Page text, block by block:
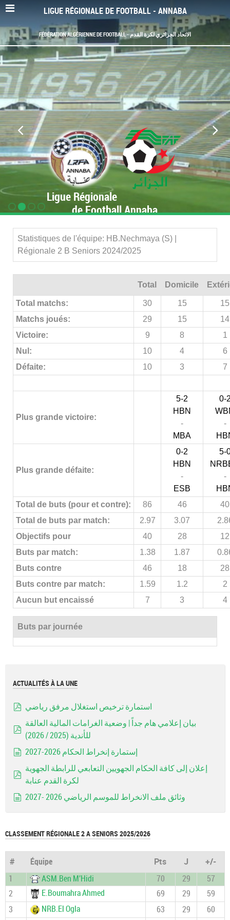
LIGUE RÉGIONALE DE FOOTBALL - ANNABA
FÉDÉRATION ALGÉRIENNE DE FOOTBALL - الاتحاد الجزائري لكرة القدم
Ligue Régionale
de Football Annaba
Statistiques de l'équipe: HB.Nechmaya (S) |
Régionale 2 B Seniors 2024/2025
Total Domicile
Total matchs: 30 15
15
Matchs joués:
29 15
14
Victoire:
9 8
1
Nul:
10 4
6
Défaite:
10 3 7
Plus grande victoire:
5-2
HBN
-
MBA
0-
-
Plus grande défaite:
0-2
HBN
-
ESB
5-
-
Total de buts (pour et contre):
86 46
40
Total de buts par match:
2.97 3.07
Objectifs pour
40 28
12
Buts par match:
1.38 1.87
Buts contre
46 18
28
Buts contre par match:
1.59 1.2
2
Aucun but encaissé
7 3 4
Buts par journée
ACTUALITÉS À LA UNE
استمارة ترخيص استغلال مرفق رياضي
pdf
بيان إعلامي هام جداً | وضعية الغرامات المالية العالقة
للأندية (2025 / 2026)
إستمارة إنخراط الحكام 2026-2027
pdf
إعلان إلى كافة الحكام الجهويين التعابعي للرابطة الجهوية
لكرة القدم عنابة
وثائق ملف الانخراط للموسم الرياضي 2026 -2027
CLASSEMENT RÉGIONALE 2 A SENIORS 2025/2026
# Équipe Pts J
+/-
1
ASM.Ben M’Hidi 70 29
57
2
E.Boumahra Ahmed 69 29
59
3
NRB.El Ogla 63 29 60